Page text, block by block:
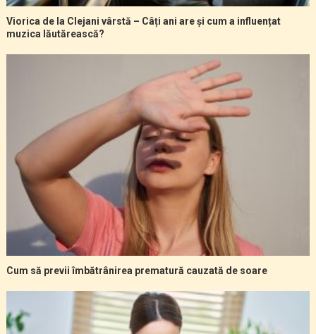
Viorica de la Clejani vârstă – Câți ani are și cum a influențat
muzica lăutărească?
Cum să previi îmbătrânirea prematură cauzată de soare